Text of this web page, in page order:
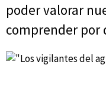
poder valorar
comprender por